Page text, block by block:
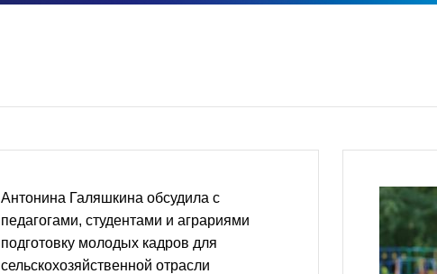
Антонина Галяшкина обсудила с
педагогами, студентами и аграриями
подготовку молодых кадров для
сельскохозяйственной отрасли